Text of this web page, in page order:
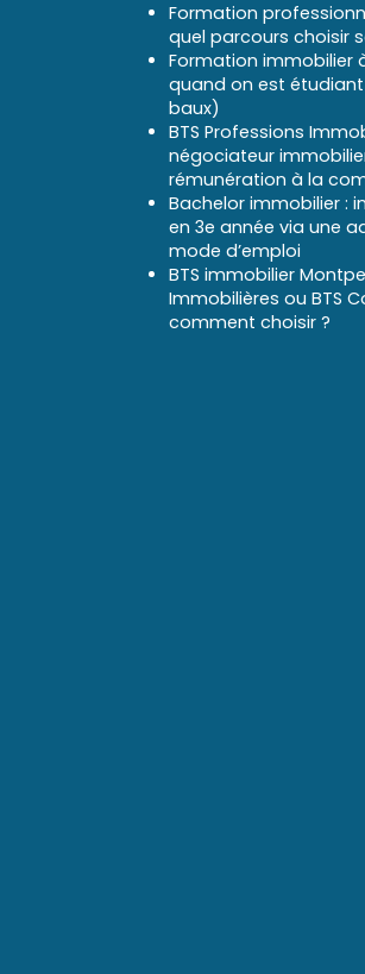
Formation
quel parcours choisir
Formation immobilier
quand on est
baux)
BTS Professions
négociateur
rémunération à la
Bachelor immobilier :
en 3e année via une
mode d’emploi
BTS immobilier
Immobilières ou BTS
comment choisir ?